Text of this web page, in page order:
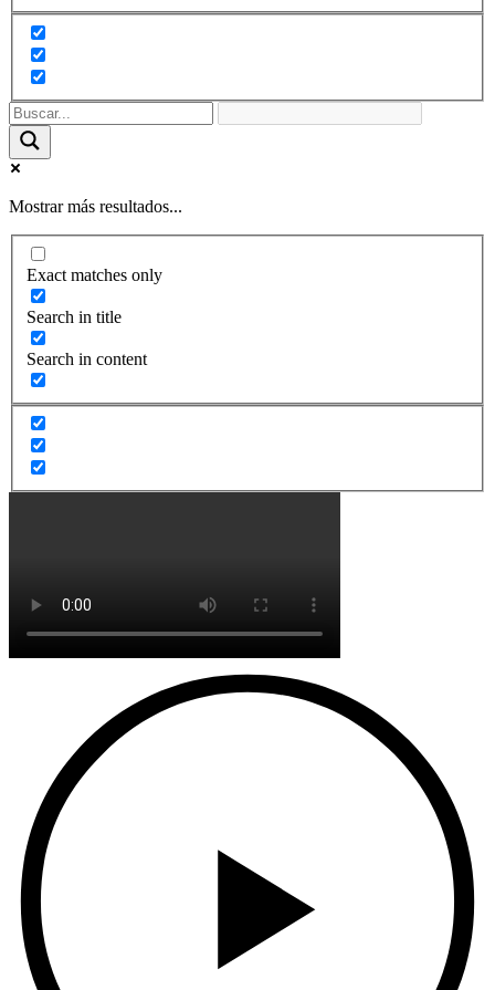
Mostrar más resultados...
Exact matches only
Search in title
Search in content